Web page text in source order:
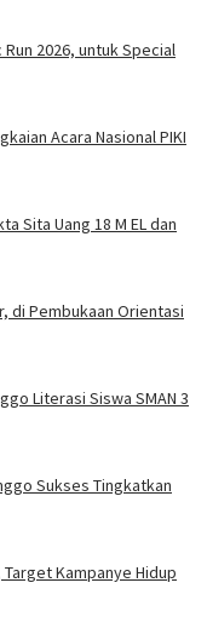
2026, untuk Special
Acara Nasional PIKI
Sita Uang 18 M EL dan
di Pembukaan Orientasi
Literasi Siswa SMAN 3
Sukses Tingkatkan
Kampanye Hidup